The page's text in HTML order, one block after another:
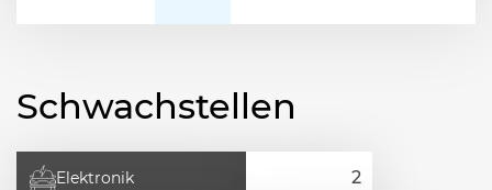
Schwachstellen
Elektronik